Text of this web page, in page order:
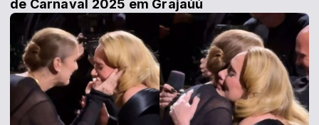
de Carnaval 2025 em Grajaúú